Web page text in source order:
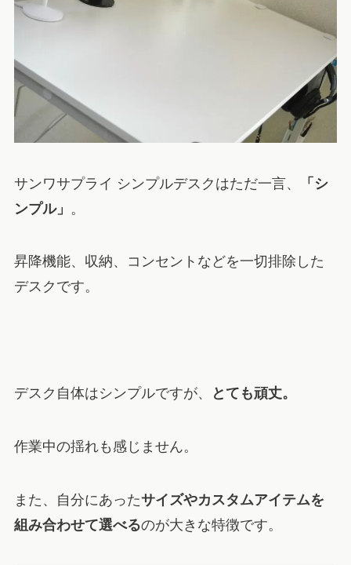
サンワサプライ シンプルデスクはただ一言、
「シ
ンプル」 。
昇降機能、収納、コンセントなどを一切排除した
デスクです。
デスク自体はシンプルですが、 とても頑丈。
作業中の揺れも感じません。
また、自分にあったサイズやカスタムアイテムを
組み合わせて選べるのが大きな特徴です。